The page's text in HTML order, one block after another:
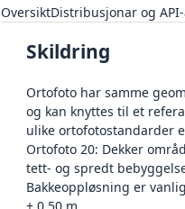
OversiktDistribusjonar og
Skildring
Ortofoto har samme
og kan knyttes til et
ulike ortofotostandarder
Ortofoto 20: Dekker
tett- og spredt
Bakkeoppløsning er